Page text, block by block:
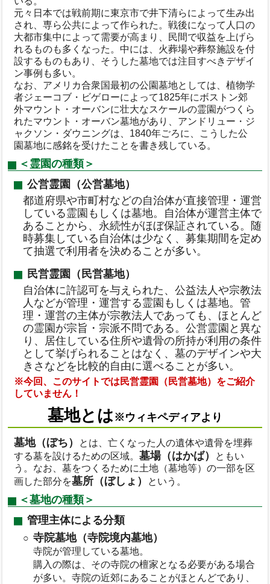
元々日本では戦前期に東京市で井下清らによって生み出
され、専ら公共によって作られた。戦後になって人口の
大都市集中によって需要が高まり、民間で収益を上げら
れるものも多くなった。中には、火葬場や葬祭施設を付
設するものもあり、そうした墓地では注目すべきデザイ
ン事例も多い。
なお、アメリカ合衆国最初の公園墓地としては、植物学
者ジェーコブ・ビゲローによって1825年にボストン郊
外マウント・オーバンに壮大なスケールの霊園がつくら
れたマウント・オーバン墓地があり、アンドリュー・ジ
ャクソン・ダウニングは、1840年ごろに、こうした公
園墓地に感銘を受けたことを書き残している。
＜霊園の種類＞
公営霊園（公営墓地）
都道府県や市町村などの自治体が直接管理・運営
している霊園もしくは墓地。自治体が運営主体で
あることから、永続性がほぼ保証されている。随
時募集している自治体は少なく、募集期間を定め
て抽選で利用者を決めることが多い。
民営霊園（民営墓地）
自治体に許認可を与えられた、公益法人や宗教法
人などが管理・運営する霊園もしくは墓地。管
理・運営の主体が宗教法人であっても、ほとんど
の霊園が宗旨・宗派不問である。公営霊園と異な
り、居住している住所や遺骨の所持が利用の条件
として挙げられることはなく、墓のデザインや大
きさなどを比較的自由に選べることが多い。
※今回、このサイトでは民営霊園（民営墓地）をご紹介
していません！
墓地とは※ウィキペディアより
墓地（ぼち）
とは、亡くなった人の遺体や遺骨を埋葬
する墓を設けるための区域。墓場（はかば）
ともい
う。なお、墓をつくるために土地（墓地等）の一部を区
画した部分を墓所（ぼしょ） という。
＜墓地の種類＞
管理主体による分類
寺院墓地（寺院境内墓地）
寺院が管理している墓地。
購入の際は、その寺院の檀家となる必要がある場合
が多い。寺院の近郊にあることがほとんどであり、